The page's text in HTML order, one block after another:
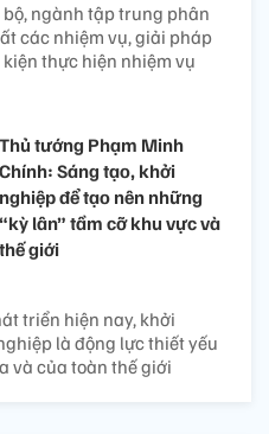
ngành tập trung phân
các nhiệm vụ, giải pháp
thực hiện nhiệm vụ
Thủ tướng Phạm Minh
Chính: Sáng tạo, khởi
nghiệp để tạo nên những
“kỳ lân” tầm cỡ khu vực và
thế giới
triển hiện nay, khởi
là động lực thiết yếu
và của toàn thế giới